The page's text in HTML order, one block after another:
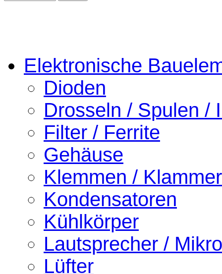
Elektronische
Dioden
Drosseln / Spulen /
Filter / Ferrite
Gehäuse
Klemmen /
Kondensatoren
Kühlkörper
Lautsprecher /
Lüfter